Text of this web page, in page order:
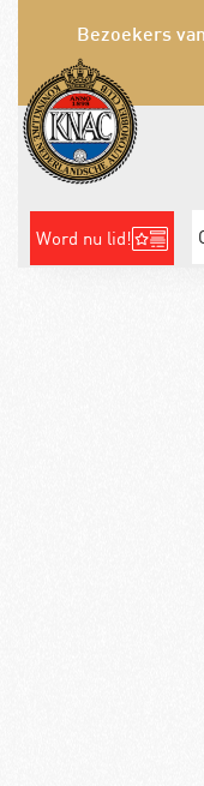
Bezoekers
Word nu lid!